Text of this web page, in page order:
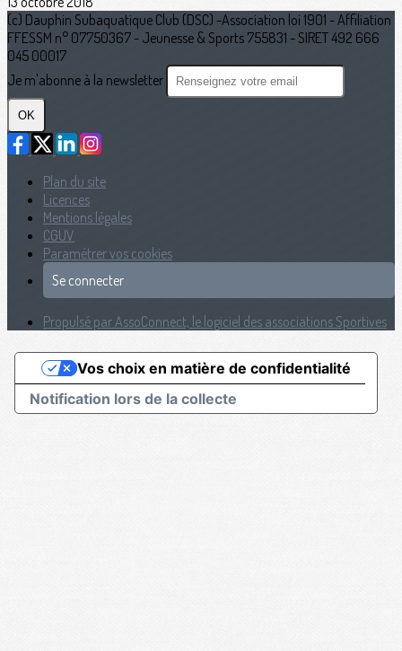
(c) Dauphin Subaquatique Club (DSC) -Association loi 1901 - Affiliation
FFESSM n° 07750367 - Jeunesse & Sports 755831 - SIRET 492 666
045 00017
Je m'abonne à la newsletter
OK
Plan du site
Licences
Mentions légales
CGUV
Paramétrer vos cookies
Se connecter
Propulsé par AssoConnect, le logiciel des associations Sportives
Notification lors de la collecte
Vos choix en matière de confidentialité